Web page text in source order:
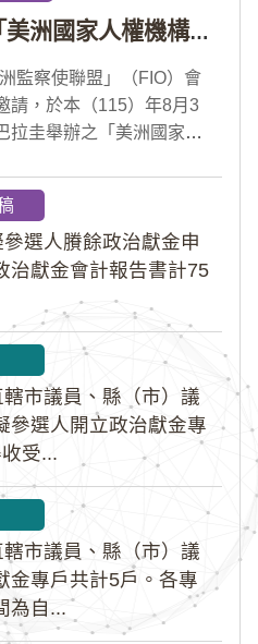
監察院受邀出席「美洲國家人權機構網絡」年會 分享我國氣候災害防治經驗 打造國際永續韌性
監察使聯盟」（FIO）會
請，於本（115）年8月3
拉圭舉辦之「美洲國家人
災害、氣候緊急狀態與人
區監察機構、護民官署
原住民社區支持組織...
選人賸餘政治獻金申
治獻金會計報告書計75
市議員、縣（市）議
參選人開立政治獻金專
受...
市議員、縣（市）議
金專戶共計5戶。各專
為自...